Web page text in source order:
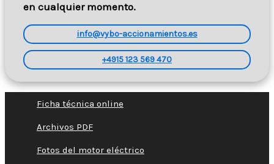
en cualquier momento.
info@vybo-accionamientos.es
+4915 123 569 470
Ficha técnica online
Archivos PDF
Fotos del motor eléctrico